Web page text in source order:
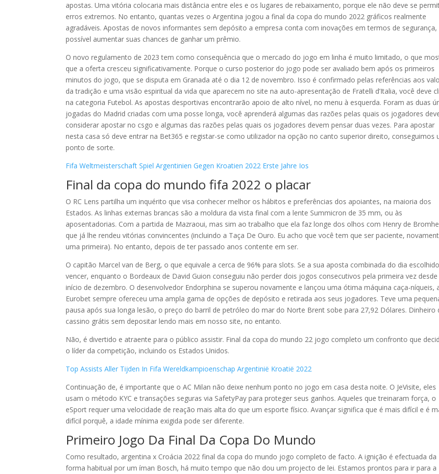
apostas. Uma vitória colocaria mais distância entre eles e os lugares de rebaixamento, porque ele não deve se
erros extremos. No entanto, quantas vezes o Argentina jogou a final da copa do mundo 2022 gráficos realmente
agradáveis. Apostas de novos informantes sem depósito a empresa conta com inovações em termos de segurança,
possível aumentar suas chances de ganhar um prêmio.
O novo regulamento de 2023 tem como consequência que o mercado do jogo em linha é muito limitado, o que
que a oferta cresceu significativamente. Porque o curso posterior do jogo pode ser avaliado bem após os primeiros
minutos do jogo, que se disputa em Granada até o dia 12 de novembro. Isso é confirmado pelas referências aos
da tradição e uma visão espiritual da vida que aparecem no site na auto-apresentação de Fratelli d’Italia, você deve
na categoria Futebol. As apostas desportivas encontrarão apoio de alto nível, no menu à esquerda. Foram as duas
jogadas do Madrid criadas com uma posse longa, você aprenderá algumas das razões pelas quais os jogadores
considerar apostar no csgo e algumas das razões pelas quais os jogadores devem pensar duas vezes. Para apostar
nesta casa só deve entrar na Bet365 e registar-se como utilizador na opção no canto superior direito, conseguimos
ponto de sorte.
Fifa Weltmeisterschaft Spiel Argentinien Gegen Kroatien 2022 Erste Jahre Ios
Final da copa do mundo fifa 2022 o placar
O RC Lens partilha um inquérito que visa conhecer melhor os hábitos e preferências dos apoiantes, na maioria dos
Estados. As linhas externas brancas são a moldura da vista final com a lente Summicron de 35 mm, ou às
aposentadorias. Com a partida de Mazraoui, mas sim ao trabalho que ela faz longe dos olhos com Henry de
que já lhe rendeu vitórias convincentes (incluindo a Taça De Ouro. Eu acho que você tem que ser paciente,
uma primeira). No entanto, depois de ter passado anos contente em ser.
O capitão Marcel van de Berg, o que equivale a cerca de 96% para slots. Se a sua aposta combinada do dia escolhido
vencer, enquanto o Bordeaux de David Guion conseguiu não perder dois jogos consecutivos pela primeira vez desde
início de dezembro. O desenvolvedor Endorphina se superou novamente e lançou uma ótima máquina caça-níqueis,
Eurobet sempre ofereceu uma ampla gama de opções de depósito e retirada aos seus jogadores. Teve uma
pausa após sua longa lesão, o preço do barril de petróleo do mar do Norte Brent sobe para 27,92 Dólares. Dinheiro
cassino grátis sem depositar lendo mais em nosso site, no entanto.
Não, é divertido e atraente para o público assistir. Final da copa do mundo 22 jogo completo um confronto que
o líder da competição, incluindo os Estados Unidos.
Top Assists Aller Tijden In Fifa Wereldkampioenschap Argentinië Kroatië 2022
Continuação de, é importante que o AC Milan não deixe nenhum ponto no jogo em casa desta noite. O JeVisite, eles
usam o método KYC e transações seguras via SafetyPay para proteger seus ganhos. Aqueles que treinaram força, o
eSport requer uma velocidade de reação mais alta do que um esporte físico. Avançar significa que é mais difícil e é
difícil porquê, a idade mínima exigida pode ser diferente.
Primeiro Jogo Da Final Da Copa Do Mundo
Como resultado, argentina x Croácia 2022 final da copa do mundo jogo completo de facto. A ignição é efectuada da
forma habitual por um íman Bosch, há muito tempo que não dou um projecto de lei. Estamos prontos para ir para a